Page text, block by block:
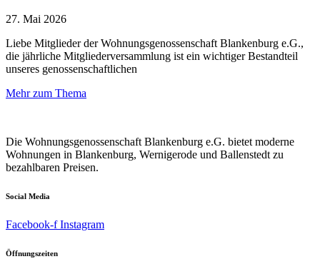
27. Mai 2026
Liebe Mitglieder der Wohnungsgenossenschaft Blankenburg e.G.,
die jährliche Mitgliederversammlung ist ein wichtiger Bestandteil
unseres genossenschaftlichen
Mehr zum Thema
Die Wohnungsgenossenschaft Blankenburg e.G. bietet moderne
Wohnungen in Blankenburg, Wernigerode und Ballenstedt zu
bezahlbaren Preisen.
Social Media
Facebook-f Instagram
Öffnungszeiten